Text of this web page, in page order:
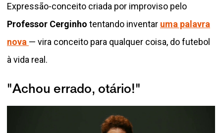
Expressão-conceito criada por improviso pelo
Professor Cerginho tentando inventar uma palavra
nova — vira conceito para qualquer coisa, do futebol
à vida real.
"Achou errado, otário!"